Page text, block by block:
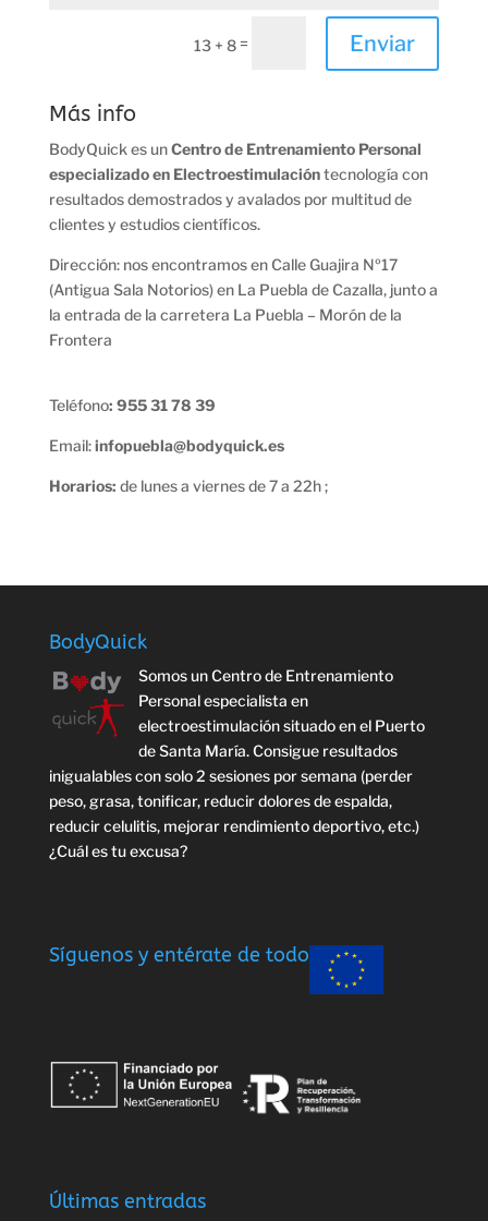
13 + 8= Enviar
Más info
BodyQuick es unCentro de Entrenamiento Personal
especializado en Electroestimulacióntecnología con
resultados demostrados y avalados por multitud de
clientes y estudios científicos.
Dirección: nos encontramos enCalle Guajira Nº17
(Antigua Sala Notorios) en La Puebla de Cazalla, junto a
la entrada de la carretera La Puebla – Morón de la
Frontera
Teléfono: 955 31 78 39
Email:infopuebla@bodyquick.es
Horarios: de lunes a viernes de 7 a 22h ;
BodyQuick
Somos un Centro de Entrenamiento
Personal especialista en
electroestimulación situado en el Puerto
de Santa María. Consigue resultados
inigualables con solo 2 sesiones por semana (perder
peso, grasa, tonificar, reducir dolores de espalda,
reducir celulitis, mejorar rendimiento deportivo, etc.)
¿Cuál es tu excusa?
Síguenos y entérate de todo
Últimas entradas